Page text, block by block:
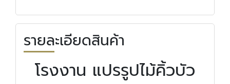
รายละเอียดสินค้า
โรงงาน แปรรูปไม้คิ้วบัว